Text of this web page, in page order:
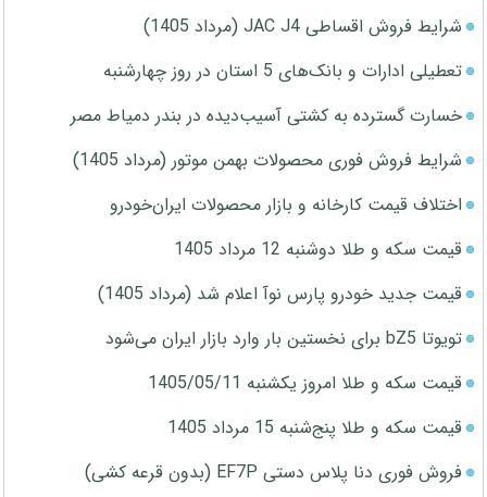
شرایط فروش اقساطی JAC J4 (مرداد 1405)
تعطیلی ادارات و بانک‌های 5 استان در روز چهارشنبه
خسارت گسترده به کشتی آسیب‌دیده در بندر دمیاط مصر
شرایط فروش فوری محصولات بهمن موتور (مرداد 1405)
اختلاف قیمت کارخانه و بازار محصولات ایران‌خودرو
قیمت سکه و طلا دوشنبه 12 مرداد 1405
قیمت جدید خودرو پارس نوآ اعلام شد (مرداد 1405)
تویوتا bZ5 برای نخستین بار وارد بازار ایران می‌شود
قیمت سکه و طلا امروز یکشنبه 1405/05/11
قیمت سکه و طلا پنج‌شنبه 15 مرداد 1405
فروش فوری دنا پلاس دستی EF7P (بدون قرعه کشی)